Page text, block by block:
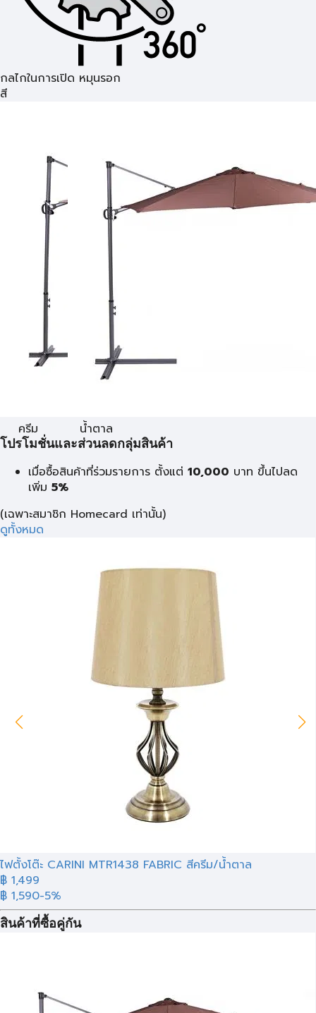
กลไกในการเปิด หมุนรอก
สี
ครีม น้ำตาล
โปรโมชั่นและส่วนลดกลุ่มสินค้า
เมื่อซื้อสินค้าที่ร่วมรายการ ตั้งแต่ 10,000 บาท ขึ้นไปลด
เพิ่ม 5%
(เฉพาะสมาชิก Homecard เท่านั้น)
ดูทั้งหมด
ไฟตั้งโต๊ะ CARINI MTR1438 FABRIC สีครีม/น้ำตาล
฿ 1,499
฿ 1,590-5%
สินค้าที่ซื้อคู่กัน